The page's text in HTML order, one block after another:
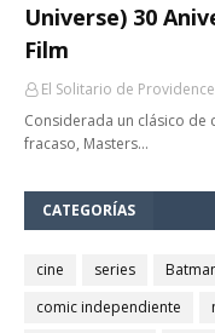
Universe) 30
Film
El Solitario de Providence
Considerada un clásico de
fracaso, Masters…
CATEGORÍAS
cine series
comic independiente